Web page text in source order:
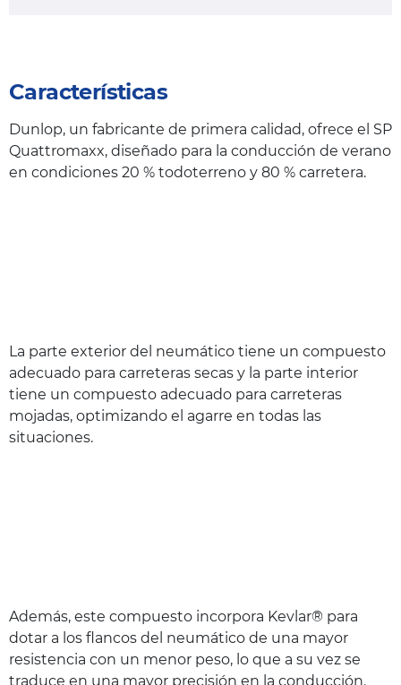
Características
Dunlop, un fabricante de primera calidad, ofrece el SP
Quattromaxx, diseñado para la conducción de verano
en condiciones 20 % todoterreno y 80 % carretera.
La parte exterior del neumático tiene un compuesto
adecuado para carreteras secas y la parte interior
tiene un compuesto adecuado para carreteras
mojadas, optimizando el agarre en todas las
situaciones.
Además, este compuesto incorpora Kevlar® para
dotar a los flancos del neumático de una mayor
resistencia con un menor peso, lo que a su vez se
traduce en una mayor precisión en la conducción.